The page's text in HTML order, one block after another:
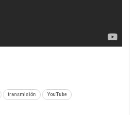
transmisión YouTube